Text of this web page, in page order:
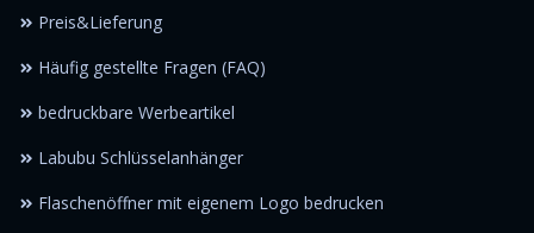
Preis&Lieferung
Häufig gestellte Fragen (FAQ)
bedruckbare Werbeartikel
Labubu Schlüsselanhänger
Flaschenöffner mit eigenem Logo bedrucken